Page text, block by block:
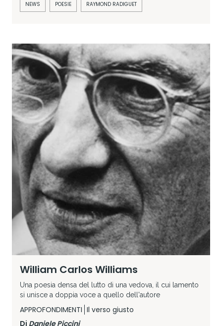
NEWS POESIE RAYMOND RADIGUET
William Carlos Williams
Una poesia densa del lutto di una vedova, il cui lamento
si unisce a doppia voce a quello dell'autore
APPROFONDIMENTI Il verso giusto
Di Daniele Piccini